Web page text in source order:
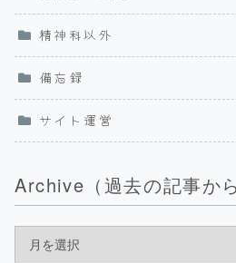
精神科以外
備忘録
サイト運営
Archive（過去の記事から